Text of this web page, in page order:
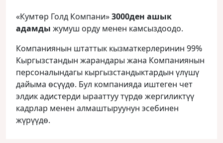
«Кумтөр Голд Компани»3000ден ашык
адамды жумуш орду менен камсыздоодо.
Компаниянын штаттык кызматкерлеринин 99%
Кыргызстандын жарандары жана Компаниянын
персоналындагы кыргызстандыктардын үлүшү
дайыма өсүүдө. Бул компанияда иштеген чет
элдик адистерди ырааттуу түрдө жергиликтүү
кадрлар менен алмаштыруунун эсебинен
жүрүүдө.